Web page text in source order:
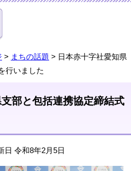
> まちの話題 > 日本赤十字社愛知県
行いました
部と包括連携協定締結式
令和8年2月5日